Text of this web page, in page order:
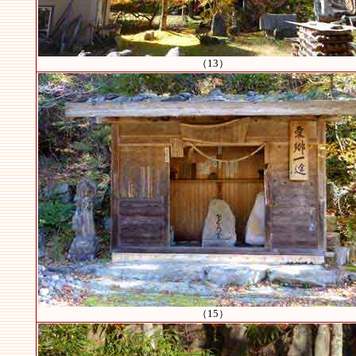
（13）
（15）